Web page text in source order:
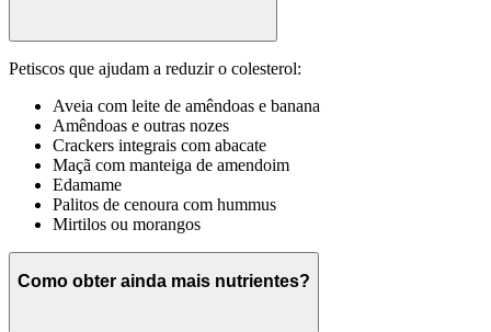
Petiscos que ajudam a reduzir o colesterol:
Aveia com leite de amêndoas e banana
Amêndoas e outras nozes
Crackers integrais com abacate
Maçã com manteiga de amendoim
Edamame
Palitos de cenoura com hummus
Mirtilos ou morangos
Como obter ainda mais nutrientes?